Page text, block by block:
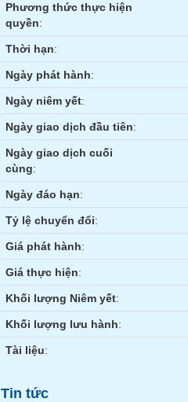
Phương thức thực hiện
quyền:
Thời hạn:
Ngày phát hành:
Ngày niêm yết:
Ngày giao dịch đầu tiên:
Ngày giao dịch cuối
cùng:
Ngày đáo hạn:
Tỷ lệ chuyển đổi:
Giá phát hành:
Giá thực hiện:
Khối lượng Niêm yết:
Khối lượng lưu hành:
Tài liệu:
Tin tức